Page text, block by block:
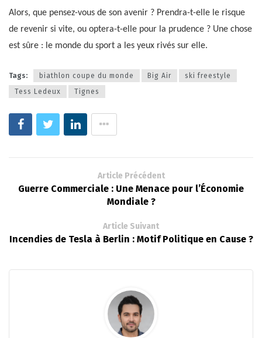
Alors, que pensez-vous de son avenir ? Prendra-t-elle le risque
de revenir si vite, ou optera-t-elle pour la prudence ? Une chose
est sûre : le monde du sport a les yeux rivés sur elle.
Tags: biathlon coupe du monde Big Air
ski freestyle
Tess Ledeux
Tignes
Article Précédent
Guerre Commerciale : Une Menace pour l’Économie
Mondiale ?
Article Suivant
Incendies de Tesla à Berlin : Motif Politique en Cause ?